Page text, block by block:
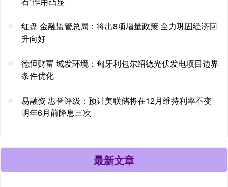
红盘 金融监管总局：将出8项增量政策 全力巩固经济回
升向好
德恒财富 城发环境：匈牙利包尔绍德光伏发电项目边界
条件优化
易融资 惠誉评级：预计美联储将在12月维持利率不变
明年6月前降息三次
最新文章